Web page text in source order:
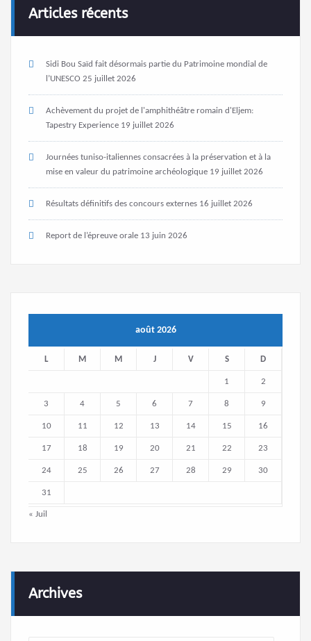
Articles récents
Sidi Bou Saïd fait désormais partie du Patrimoine mondial de
l’UNESCO 25 juillet 2026
Achèvement du projet de l'amphithéâtre romain d'Eljem:
Tapestry Experience 19 juillet 2026
Journées tuniso-italiennes consacrées à la préservation et à la
mise en valeur du patrimoine archéologique 19 juillet 2026
Résultats définitifs des concours externes 16 juillet 2026
Report de l’épreuve orale 13 juin 2026
août 2026
L M M J V S D
1 2
3 4 5 6 7 8 9
10 11 12 13 14 15 16
17 18 19 20 21 22 23
24 25 26 27 28 29 30
31
« Juil
Archives